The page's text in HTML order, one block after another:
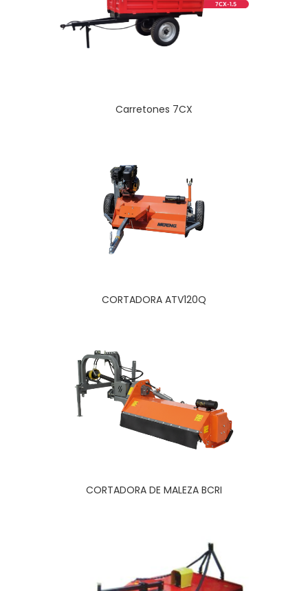
Carretones 7CX
CORTADORA ATV120Q
CORTADORA DE MALEZA BCRI